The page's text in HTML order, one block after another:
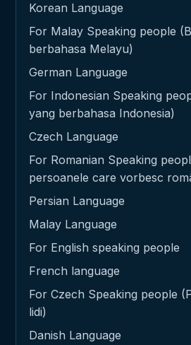
Korean Language
For Malay Speaking people
berbahasa Melayu)
German Language
For Indonesian Speaking
yang berbahasa Indonesia)
Czech Language
For Romanian Speaking
persoanele care vorbesc
Persian Language
Malay Language
For English speaking people
French language
For Czech Speaking people
lidi)
Danish Language